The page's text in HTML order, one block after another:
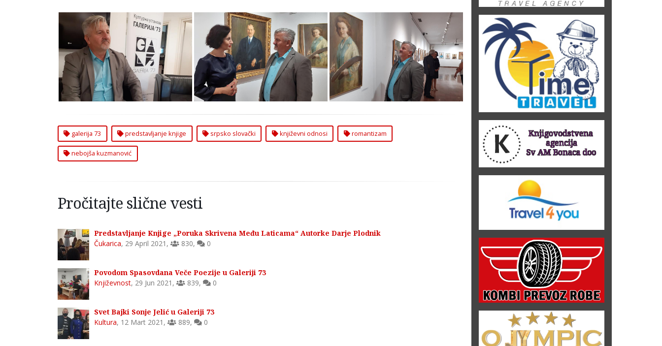
Predstavljanje Knjige „Srpsko
Slovački Književni Odnosi u
Doba Romantizma”
Predstavljanje Knjige „Srpsko
Slovački Književni Odnosi u
Doba Romantizma”
Predstavljanje Knjige „Srpsko
Slovački Književni Odnosi u
Doba Romantizma”
galerija 73 predstavljanje knjige srpsko slovački književni odnosi romantizam
nebojša kuzmanović
Pročitajte slične vesti
Predstavljanje Knjige „Poruka Skrivena Među Laticama“ Autorke Darje Plodnik
Čukarica, 29 April 2021 , 830, 0
Povodom Spasovdana Veče Poezije u Galeriji 73
Književnost, 29 Jun 2021 , 839, 0
Svet Bajki Sonje Jelić u Galeriji 73
Kultura, 12 Mart 2021 , 889, 0